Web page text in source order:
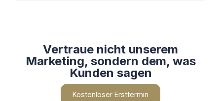
Vertraue nicht unserem
Marketing, sondern dem, was
Kunden sagen
Kostenloser Ersttermin